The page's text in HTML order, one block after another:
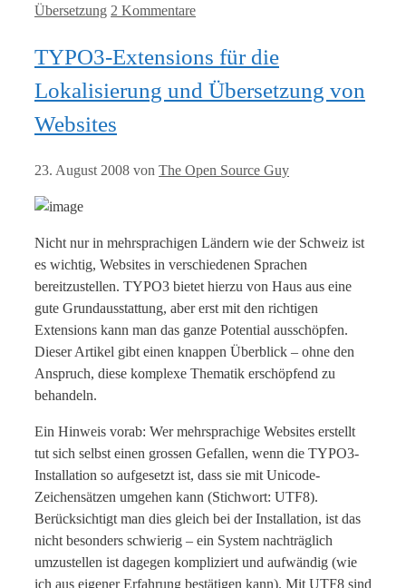
Übersetzung 2 Kommentare
TYPO3-Extensions für die
Lokalisierung und Übersetzung von
Websites
23. August 2008 von The Open Source Guy
Nicht nur in mehrsprachigen Ländern wie der Schweiz ist
es wichtig, Websites in verschiedenen Sprachen
bereitzustellen. TYPO3 bietet hierzu von Haus aus eine
gute Grundausstattung, aber erst mit den richtigen
Extensions kann man das ganze Potential ausschöpfen.
Dieser Artikel gibt einen knappen Überblick – ohne den
Anspruch, diese komplexe Thematik erschöpfend zu
behandeln.
Ein Hinweis vorab: Wer mehrsprachige Websites erstellt
tut sich selbst einen grossen Gefallen, wenn die TYPO3-
Installation so aufgesetzt ist, dass sie mit Unicode-
Zeichensätzen umgehen kann (Stichwort: UTF8).
Berücksichtigt man dies gleich bei der Installation, ist das
nicht besonders schwierig – ein System nachträglich
umzustellen ist dagegen kompliziert und aufwändig (wie
ich aus eigener Erfahrung bestätigen kann). Mit UTF8 sind